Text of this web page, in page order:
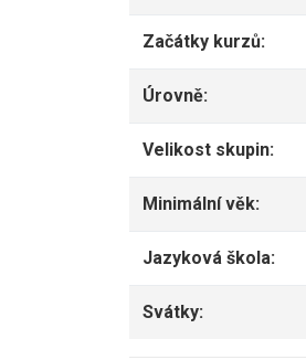
Začátky kurzů:
Úrovně:
Velikost skupin:
Minimální věk:
Jazyková škola:
Svátky: